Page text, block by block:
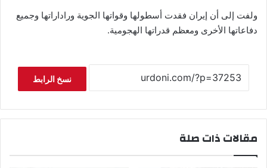
ولفت إلى أن إيران فقدت أسطولها وقواتها الجوية وراداراتها وجميع
دفاعاتها الأخرى ومعظم قدراتها الهجومية.
نسخ الرابط
مقالات ذات صلة